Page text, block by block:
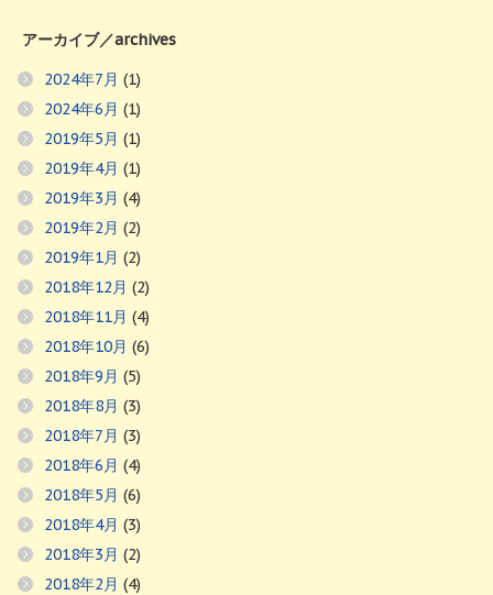
アーカイブ／archives
2024年7月 (1)
2024年6月 (1)
2019年5月 (1)
2019年4月 (1)
2019年3月 (4)
2019年2月 (2)
2019年1月 (2)
2018年12月 (2)
2018年11月 (4)
2018年10月 (6)
2018年9月 (5)
2018年8月 (3)
2018年7月 (3)
2018年6月 (4)
2018年5月 (6)
2018年4月 (3)
2018年3月 (2)
2018年2月 (4)